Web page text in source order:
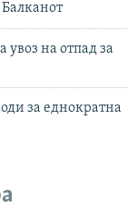
на отпад за
за еднократна